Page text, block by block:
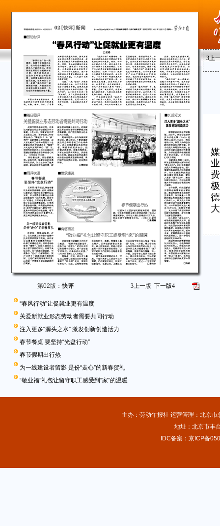
第02版：快评 3上一版 下一版4
“春风行动”让促就业更有温度
关爱新就业形态劳动者需要共同行动
注入更多“源头之水” 激发创新创造活力
春节餐桌 要坚持“光盘行动”
春节假期出行热
为一线建设者留影 是份“走心”的新春贺礼
“敬业福”礼包让留守职工感受到“家”的温暖
3上
主办：劳动午报社 运营管理：北京
地址：北京市丰
IDC备案：京ICP备